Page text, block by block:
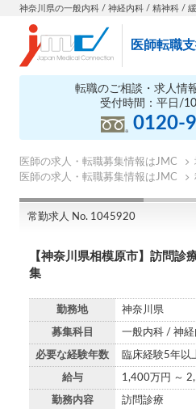
神奈川県の一般内科 / 神経内科 / 精神科 /
医師転職
転職のご相談・求人情
受付時間：平日/
0120-
医師の求人・転職募集情報はJMC
医師の求人・転職募集情報はJMC
常勤求人 No. 1045920
【神奈川県相模原市】訪問
集
勤務地 神奈川県
募集科目 一般内科 / 神
必要な経験年数 臨床経験5年以
給与 1,400万円 ～
勤務内容 訪問診療